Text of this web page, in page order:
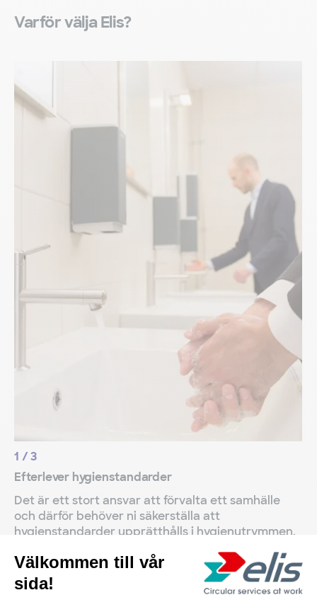
Varför välja Elis?
1 /3
Efterlever hygienstandarder
Det är ett stort ansvar att förvalta ett samhälle
och därför behöver ni säkerställa att
hygienstandarder upprätthålls i hygienutrymmen.
erbjuder vi ett sortiment av lämpliga,
professionella hygienprodukter (för handtvätt,